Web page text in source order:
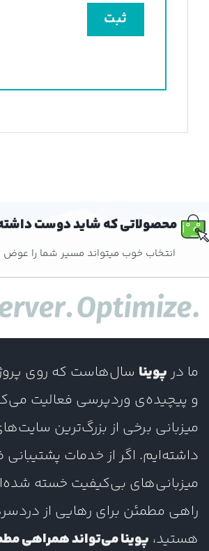
محصولاتی که شاید دوست داشته
انتخاب خوب میتواند مسیر شما را عوض
ما در پویناسال‌هاست که روی
و پیچیده‌ی وردپرسی فعالیت
میزبانی برخی از بزرگ‌ترین
داشته‌ایم. اگر از خدمات
میزبانی‌های بی‌کیفیت خسته
راهی مطمئن برای رهایی از
هستید، پوینا می‌تواند همراهی